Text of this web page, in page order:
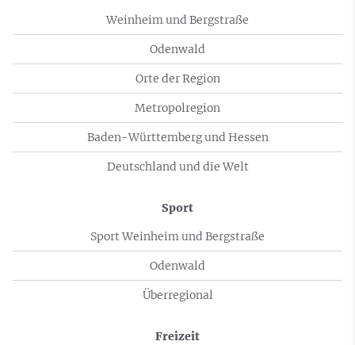
Weinheim und Bergstraße
Odenwald
Orte der Region
Metropolregion
Baden-Württemberg und Hessen
Deutschland und die Welt
Sport
Sport Weinheim und Bergstraße
Odenwald
Überregional
Freizeit